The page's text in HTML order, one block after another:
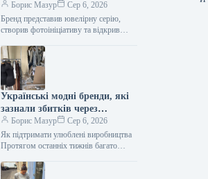
долучилися до масштабного
проєкту GUNIA з нагоди Дня
Незалежності
Борис Мазур
Сер 6, 2026
Бренд представив ювелірну серію, створив фотоініціативу та відкрив експозицію, присвячену абе1111111111111111111111111111111111111111111111111111111111111111111111111111111111111111111111111111111111111111111111111111111111111111111111111111111111111111111111111111111111111111111111111111111111111111111111111111111111111111111111111111111111111111111111111111111111111111111111111111111111111111111111111111111111111111111111111111111111111111111111111111111111111111111111111111111111111111111111111111111111111111111111111111111111111111111111111111111111111111111111111111111111111111111111111111111111111111111111111111111111111111111111111111111111111111111111111111111111111111111111111111111111111111111111111111111111111111111111111111111111111111111111111111111111111111111111111111111111111111111111111111111111111111111111111111111111111111111111111111111111111111111111111111111111111111111111111111111111111111111111111111111111111111111111111111111111111111111111111111111111111111111111111111111111111111111111111111111111111111111111111111111111111111111111111111111111111111111111111111111111111111111111111111111111111111111111111111111111111111111111111111111111111111111111111111111111111111111111111111111111111111111111111111111111111111111111111111111111111111111111111111111111111111111111111111111111111111111111111111111111111111111111111111111111111111111111111111111111111111111111111111111111111111111111111111111111111111111111111111111111111111111111111111111111111111111111111111111111111111111111111111111111111111111111111111111111111111111111111111111111111111111111111111111111111111111111111111111111111111111111111111111111111111111111111111111111111111111111111111111111111111111111111111111111111111111111111111111111111111111111111111111111111111111111111111111111111111111111111111111111111111111111111111111111111111111111111111111111111111111111111111111111111111111111111111111111111111111111111111111111111111111111111111111111111111111111111111111111111111111111111111111111111111111111111111111111111111111111111111111111111111111111111111111111111111111111111111111111111111111111111111111111111111111111111111111111111111111111111111111111111111111111111111111111111111111111111111111111111111111111111111111111111111111111111111111111111111111111111111111111111111111111111111111111111111111111111111111111111111111111111111111111111111111111111111111111111111111111111111111111111111111111111111111111111111111111111111111111111111111111111111111111111111111111111111111111111111111111111111111111111111111111111111111111111111111111111111111111111111111111111111111111111111111111111111111111111111111111111111111111111111111111111111111111111111111111111111111111111111111111111111111111111111111111111111111111111111111111111111111111111111111111111111111111111111111111111111111111111111111111111111111111111111111111111111111111111111111111111111111111111111111111111111111111111111111111111111111111111111111111111111111111111111111111111111111111111111111111111111111111111111111111111111111111111111111111111111111111111111111111111111111111111111111111111111111111111111111111111111111111111111111111111111111111111111111111111111111111111111111111111111111111111111111111111111111111111111111111111111111111111111111111111111111111111111111111111111111111111111111111111111111111111111111111111111111111111111111111111111111111111111111111111111111111111111111111111111111111111111111111111111111111111111111111111111111111111111111111111111111111111111111111111111111111111111111111111111111111111111111111111111111111111111111111111111111111111111111111111111111111111111111111111111111111111111111111111111111111111111111111111111111111111111111111111111111111111111111111111111111111111111111111111111111111111111111111111111111111111111111111111111111111111111111111111111111111111111111111111111111111111111111111111111111111111111111111111111111111111111111111111111111111111111111111111111111111111111111111111111111111111111111111111111111111111111111111111111111111111111111111111111111111111111111111111111111111111111111111111111111111111111111111111111111111111111111111111111111111111111111111111111111111111111111111111111111111111111111111111111111111111111111111111111111111111111111111111111111111111111111111111111111111111111111111111111111111111111111111111111111111111111111111111111111111111111111111111111111111111111111111111111111111111111111111111111111111111111111111111111111111111111111111111111111111111111111111111111111111111111111111111111111111111111111111111111111111111111111111111111111111111111111111111111111111111111111111111111111111111111111111111111111111111111111111111111111111111111111111111111111111111111111111111111111111111111111111111111111111111111111111111111111111111111111111111111111111111111111111111111111111111111111111111111111111111111111111111111111111111111111111111111111111111111111111111111111111111111111111111111111111111111111111111111111111111111111111111111111111111111111111111111111111111111111111111111111111111111111111111111111111111111111111111111111111111111111111111111111111111111111111111111111111111111111111111111111111111111111111111111111111111111111111111111111111111111111111111111111111111111111111111111111111111111111111111111111111111111111111111111111111111111111111111111111111111111111111111111111111111111111111111111111111111111111111111111111111111111111111111111111111111111111111111111111111111111111111111111111111111111111111111111111111111111111111111111111111111111111111111111111111111111111111111111111111111111111111111111111111111111111111111111111111111111111111111111111111111111111111111111111111111111111111111111111111111111111111111111111111111111111111111111111111111111111111111111111111111111111111111111111111111111111111111111111111111111111111111111111111111111111111111111111111111111111111111111111111111111111111111111111111111111111111111111111111111111111111111111111111111111111111111111111111111111111111111111111111111111111111111111111111111111111111111111111111111111111111111111111111111111111111111111111111111111111111111111111111111111111111111111111111111111111111111111111111111111111111111111111111111111111111111111111111111111111111111111111111111111111111111111111111111111111111111111111111111111111111111111111111111111111111111111111111111111111111111111111111111111111111111111111111111111111111111111111111111111111111111111111111111111111111111111111111111111111111111111111111111111111111111111111111111111111111111111111111111111111111111111111111111111111111111111111111111111111111111111111111111111111111111111111111111111111111111111111111111111111111111111111111111111111111111111111111111111111111111111111111111111111111111111111111111111111111111111111111111111111111111111111111111111111111111111111111111111111111111111111111111111111111111111111111111111111111111111111111111111111111111111111111111111111111111111111111111111111111111111111111111111111111111111111111111111111111111111111111111111111111111111111111111111111111111111111111111111111111111111111111111111111111111111111111111111111111111111111111111111111111111111111111111111111111111111111111111111111111111111111111111111111111111111111111111111111111111111111111111111111111111111111111111111111111111111111111111111111111111111111111111111111111111111111111111111111111111111111111111111111111111111111111111111111111111111111111111111111111111111111111111111111111111111111111111111111111111111111111111111111111111111111111111111111111111111111111111111111111111111111111111111111111111111111111111111111111111111111111111111111111111111111111111111111111111111111111111111111111111111111111111111111111111111111111111111111111111111111111111111111111111111111111111111111111111111111111111111111111111111111111111111111111111111111111111111111111111111111111111111111111111111111111111111111111111111111111111111111111111111111111111111111111111111111111111111111111111111111111111111111111111111111111111111111111111111111111111111111111111111111111111111111111111111111111111111111111111111111111111111111111111111111111111111111111111111111111111111111111111111111111111111111111111111111111111111111111111111111111111111111111111111111111111111111111111111111111111111111111111111111111111111111111111111111111111111111111111111111111111111111111111111111111111111111111111111111111111111111111111111111111111111111111111111111111111111111111111111111111111111111111111111111111111111111111111111111111111111111111111111111111111111111111111111111111111111111111111111111111111111111111111111111111111111111111111111111111111111111111111111111111111111111111111111111111111111111111111111111111111111111111111111111111111111111111111111111111111111111111111111111111111111111111111111111111111111111111111111111111111111111111111111111111111111111111111111111111111111111111111111111111111111111111111111111111111111111111111111111111111111111111111111111111111111111111111111111111111111111111111111111111111111111111111111111111111111111111111111111111111111111111111111111111111111111111111111111111111111111111111111111111111111111111111111111111111111111111111111111111111111111111111111111111111111111111111111111111111111111111111111111111111111111111111111111111111111111111111111111111111111111111111111111111111111111111111111111111111111111111111111111111111111111111111111111111111111111111111111111111111111111111111111111111111111111111111111111111111111111111111111111111111111111111111111111111111111111111111111111111111111111111111111111111111111111111111111111111111111111111111111111111111111111111111111111111111111111111111111111111111111111111111111111111111111111111111111111111111111111111111111111111111111111111111111111111111111111111111111111111111111111111111111111111111111111111111111111111111111111111111111111111111111111111111111111111111111111111111111111111111111111111111111111111111111111111111111111111111111111111111111111111111111111111111111111111111111111
Українські модні бренди, які
зазнали збитків через
обстріли, та шляхи їхньої
підтримки
Борис Мазур
Сер 6, 2026
Як підтримати улюблені виробництва
Протягом останніх тижнів багато
дорогоцінну столицю Київ, зазнали